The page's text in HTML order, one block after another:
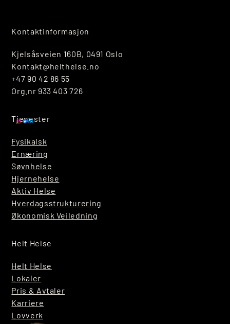
Kontaktinformasjon
Kjelsåsveien 160B, 0491 Oslo
Kontakt@helthelse.no
+47 90 42 86 55
Org.nr 933 403 726
Tjenester
Fysikalsk
Ernæring
Søvnhelse
Hjernehelse
Aktiv Helse
Hverdagsstrukturering
Økonomisk Veiledning
Helt Helse
Helt Helse
Lokaler
Pris & Avtaler
Karriere
Lovverk